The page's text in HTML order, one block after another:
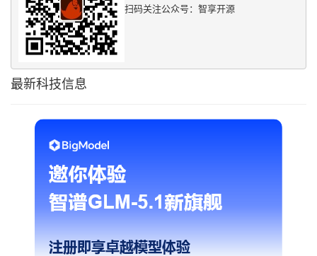
扫码关注公众号：智享开源
最新科技信息